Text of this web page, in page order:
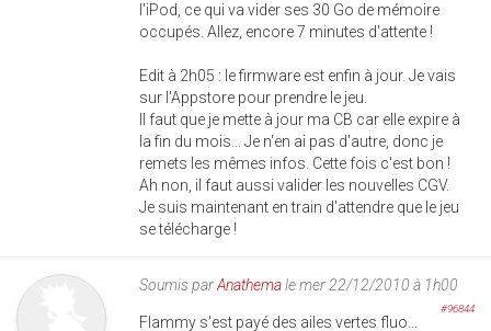
l'iPod, ce qui va vider ses 30 Go de mémoire
occupés. Allez, encore 7 minutes d'attente !
Edit à 2h05 : le firmware est enfin à jour. Je vais
sur l'Appstore pour prendre le jeu.
Il faut que je mette à jour ma CB car elle expire à
la fin du mois... Je n'en ai pas d'autre, donc je
remets les mêmes infos. Cette fois c'est bon !
Ah non, il faut aussi valider les nouvelles CGV.
Je suis maintenant en train d'attendre que le jeu
se télécharge !
Soumis parAnathemale mer 22/12/2010 à 1h00
#96844
Flammy s'est payé des ailes vertes fluo...